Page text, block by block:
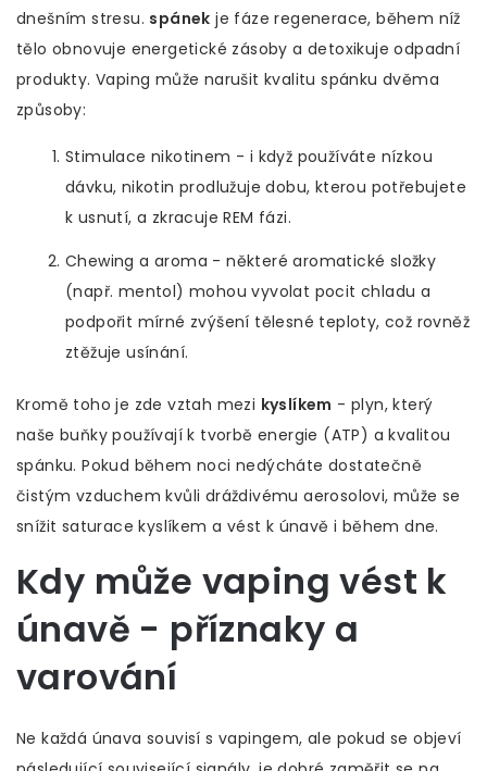
dnešním stresu. spánek je fáze regenerace, během níž
tělo obnovuje energetické zásoby a detoxikuje odpadní
produkty. Vaping může narušit kvalitu spánku dvěma
způsoby:
Stimulace nikotinem - i když používáte nízkou
dávku, nikotin prodlužuje dobu, kterou potřebujete
k usnutí, a zkracuje REM fázi.
Chewing a aroma - některé aromatické složky
(např. mentol) mohou vyvolat pocit chladu a
podpořit mírné zvýšení tělesné teploty, což rovněž
ztěžuje usínání.
Kromě toho je zde vztah mezi kyslíkem -plyn, který
naše buňky používají k tvorbě energie (ATP) a kvalitou
spánku. Pokud během noci nedýcháte dostatečně
čistým vzduchem kvůli dráždivému aerosolovi, může se
snížit saturace kyslíkem a vést k únavě i během dne.
Kdy může vaping vést k
únavě - příznaky a
varování
Ne každá únava souvisí s vapingem, ale pokud se objeví